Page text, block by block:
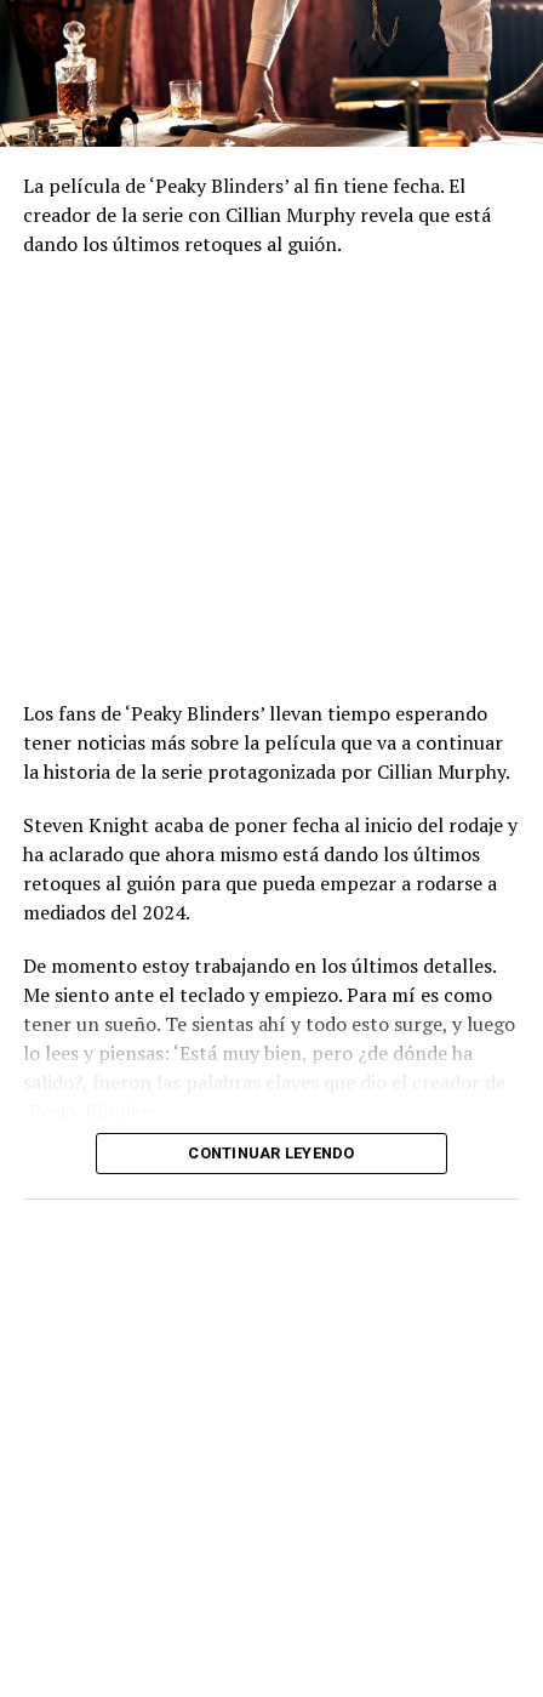
La película de ‘Peaky Blinders’ al fin tiene fecha. El
creador de la serie con Cillian Murphy revela que está
dando los últimos retoques al guión.
Los fans de ‘Peaky Blinders’ llevan tiempo esperando
tener noticias más sobre la película que va a continuar
la historia de la serie protagonizada por Cillian Murphy.
Steven Knight acaba de poner fecha al inicio del rodaje y
ha aclarado que ahora mismo está dando los últimos
retoques al guión para que pueda empezar a rodarse a
mediados del 2024.
De momento estoy trabajando en los últimos detalles.
Me siento ante el teclado y empiezo. Para mí es como
tener un sueño. Te sientas ahí y todo esto surge, y luego
lo lees y piensas: ‘Está muy bien, pero ¿de dónde ha
CONTINUAR LEYENDO